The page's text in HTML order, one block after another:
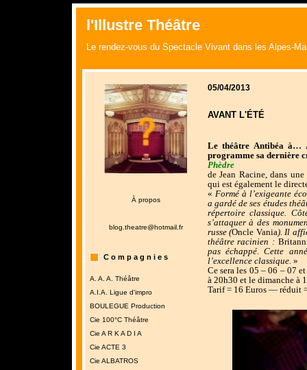
l'Illustre Théâtre
Le rendez-vous du Spectacle Vivant dans les Alpes-
À propos
blog.theatre@hotmail.fr
C o m p a g n i e s
A. A. A. Théâtre
A.I.A. Ligue d'impro
BOULEGUE Production
Cie 100°C Théâtre
Cie A R K A D I A
Cie ACTE 3
Cie ALBATROS
05/04/2013
AVANT L'ÉTÉ
Le théâtre Antibéa à…
programme sa dernière
Phèdre
de Jean Racine, dans
qui est également le
« Formé à l’exigeante
a gardé de ses études
répertoire classique.
s’attaquer à des
russe (Oncle Vania). Il
théâtre racinien :
pas échappé. Cette
l’excellence classique. »
Ce sera les 05 – 06 – 07
à 20h30 et le dimanche à
Tarif = 16 Euros — réduit